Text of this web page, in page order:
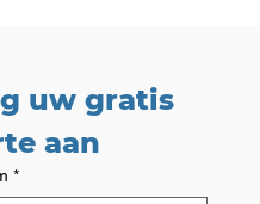
uw gratis
aan
*